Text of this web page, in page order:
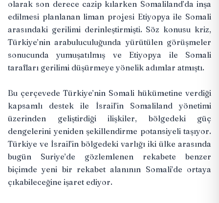
olarak son derece cazip kılarken Somaliland’da inşa
edilmesi planlanan liman projesi Etiyopya ile Somali
arasındaki gerilimi derinleştirmişti. Söz konusu kriz,
Türkiye’nin arabuluculuğunda yürütülen görüşmeler
sonucunda yumuşatılmış ve Etiyopya ile Somali
tarafları gerilimi düşürmeye yönelik adımlar atmıştı.
Bu çerçevede Türkiye’nin Somali hükümetine verdiği
kapsamlı destek ile İsrail’in Somaliland yönetimi
üzerinden geliştirdiği ilişkiler, bölgedeki güç
dengelerini yeniden şekillendirme potansiyeli taşıyor.
Türkiye ve İsrail’in bölgedeki varlığı iki ülke arasında
bugün Suriye’de gözlemlenen rekabete benzer
biçimde yeni bir rekabet alanının Somali’de ortaya
çıkabileceğine işaret ediyor.